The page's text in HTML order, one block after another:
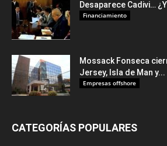
Desaparece Cadivi…
Financiamiento
Mossack Fonseca
Jersey, Isla de Man y...
Empresas offshore
CATEGORÍAS POPULARES